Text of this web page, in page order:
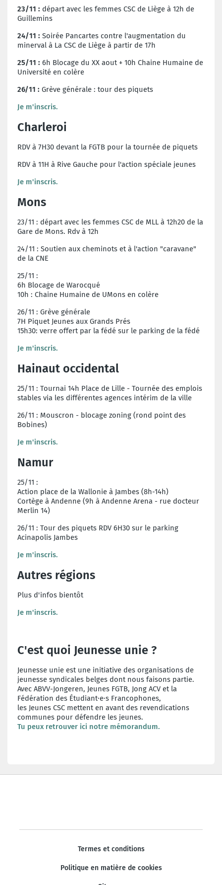
23/11 : départ avec les femmes CSC de Liège à 12h de
Guillemins
24/11 : Soirée Pancartes contre l'augmentation du
minerval à La CSC de Liège à partir de 17h
25/11 : 6h Blocage du XX aout + 10h Chaine Humaine de
Université en colère
26/11 : Grève générale : tour des piquets
Je m'inscris.
Charleroi
RDV à 7H30 devant la FGTB pour la tournée de piquets
RDV à 11H à Rive Gauche pour l'action spéciale jeunes
Je m'inscris.
Mons
23/11 : départ avec les femmes CSC de MLL à 12h20 de la
Gare de Mons. Rdv à 12h
24/11 : Soutien aux cheminots et à l'action "caravane"
de la CNE
25/11 :
6h Blocage de Warocqué
10h : Chaine Humaine de UMons en colère
26/11 : Grève générale
7H Piquet Jeunes aux Grands Prés
15h30: verre offert par la fédé sur le parking de la fédé
Je m'inscris.
Hainaut occidental
25/11 : Tournai 14h Place de Lille - Tournée des emplois
stables via les différentes agences intérim de la ville
26/11 : Mouscron - blocage zoning (rond point des
Bobines)
Je m'inscris.
Namur
25/11 :
Action place de la Wallonie à Jambes (8h-14h)
Cortège à Andenne (9h à Andenne Arena - rue docteur
Merlin 14)
26/11 : Tour des piquets RDV 6H30 sur le parking
Acinapolis Jambes
Je m'inscris.
Autres régions
Plus d'infos bientôt
Je m'inscris.
C'est quoi Jeunesse unie ?
Jeunesse unie est une initiative des organisations de
jeunesse syndicales belges dont nous faisons partie.
Avec ABVV-Jongeren, Jeunes FGTB, Jong ACV et la
Fédération des Étudiant·e·s Francophones,
les Jeunes CSC mettent en avant des revendications
communes pour défendre les jeunes.
Tu peux retrouver ici notre mémorandum.
Termes et conditions
Politique en matière de cookies